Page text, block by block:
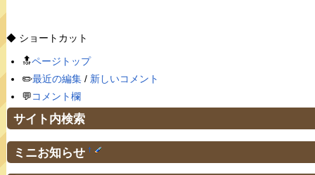
◆ ショートカット
🔝ページトップ
✏️最近の編集/ 新しいコメント
💬コメント欄
サイト内検索
ミニお知らせ †